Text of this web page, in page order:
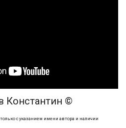
Константин ©
с указанием имени автора и наличии